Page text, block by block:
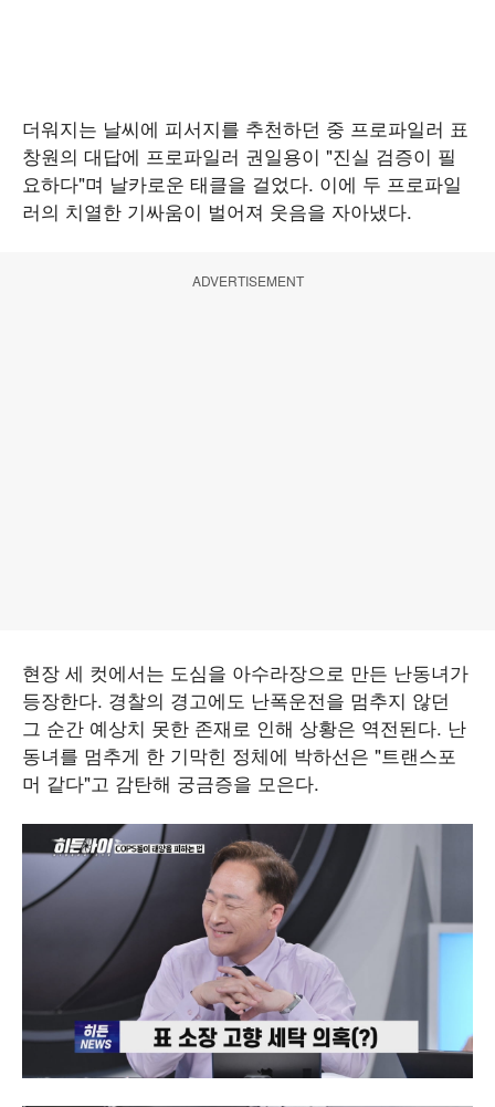
더워지는 날씨에 피서지를 추천하던 중 프로파일러 표
창원의 대답에 프로파일러 권일용이 "진실 검증이 필
요하다"며 날카로운 태클을 걸었다. 이에 두 프로파일
러의 치열한 기싸움이 벌어져 웃음을 자아냈다.
ADVERTISEMENT
현장 세 컷에서는 도심을 아수라장으로 만든 난동녀가
등장한다. 경찰의 경고에도 난폭운전을 멈추지 않던
그 순간 예상치 못한 존재로 인해 상황은 역전된다. 난
동녀를 멈추게 한 기막힌 정체에 박하선은 "트랜스포
머 같다"고 감탄해 궁금증을 모은다.